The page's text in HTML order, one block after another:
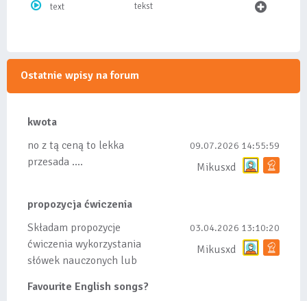
text tekst
Ostatnie wpisy na forum
kwota
no z tą ceną to lekka
przesada ....
09.07.2026 14:55:59
Mikusxd
propozycja ćwiczenia
Składam propozycje
ćwiczenia wykorzystania
słówek nauczonych lub
tez ze wszys...
03.04.2026 13:10:20
Mikusxd
Favourite English songs?